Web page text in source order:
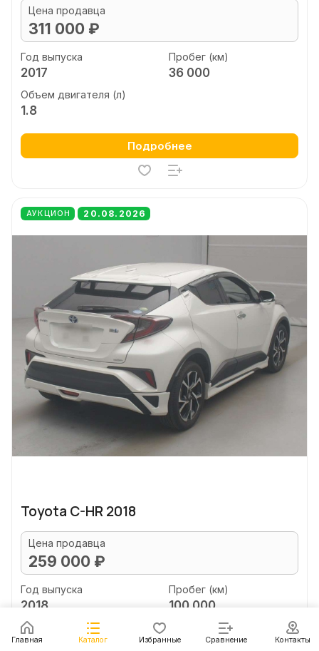
Цена продавца
311 000 ₽
Год выпуска
2017
Пробег (км)
36 000
Объем двигателя (л)
1.8
Подробнее
АУКЦИОН 20.08.2026
Toyota C-HR 2018
Цена продавца
259 000 ₽
Год выпуска
2018
Пробег (км)
100 000
Объем двигателя (л)
1.8
Главная Каталог Избранные Сравнение Контакты